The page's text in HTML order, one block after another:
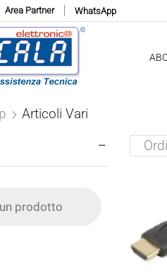
Area Partner WhatsApp
Articoli Vari